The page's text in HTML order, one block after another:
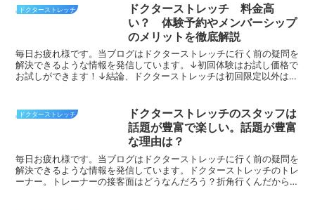
ドクターストレッチ
ドクターストレッチ 料金高
い？ 体験予約やメンバーシップ
のメリットを徹底解説
毎日お疲れ様です。当ブログはドクターストレッチに行く前の疑問を
解決できるような情報を発信しています。↓初回体験はお試し価格で
お試しができます！↓結論、ドクターストレッチは初回限定以外は
ドクターストレッチ
ドクターストレッチのスタッフは
話題が豊富で楽しい。話題が豊富
な理由は？
毎日お疲れ様です。当ブログはドクターストレッチに行く前の疑問を
解決できるような情報を発信しています。ドクターストレッチのトレ
ーナー。トレーナーの接客面はどうなんだろう？折角行くんだから会